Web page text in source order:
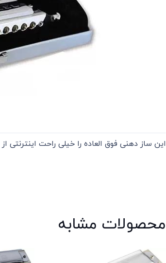
این ساز دهنی فوق العاده را خیلی راحت اینترنتی
محصولات مشابه